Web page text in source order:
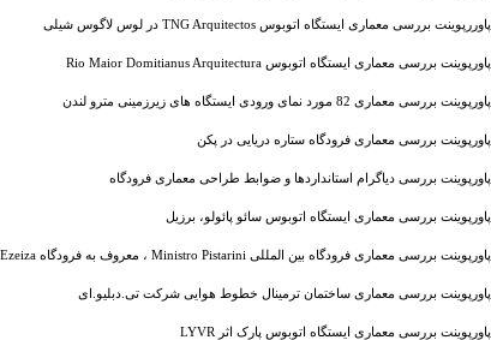
پاوررپوینت بررسی معماری ایستگاه اتوبوس TNG Arquitectos در لوس لاگوس شیلی
پاورپوینت بررسی معماری ایستگاه اتوبوس Rio Maior Domitianus Arquitectura
پاورپوینت بررسی معماری 82 مورد نمای ورودی ایستگاه های زیرزمینی مترو لندن
پاورپوینت بررسی معماری فرودگاه ستاره دریایی در پکن
پاورپوینت بررسی دیاگرام استانداردها و ضوابط طراحی معماری فرودگاه
پاورپوینت بررسی معماری ایستگاه اتوبوس سائو پائولو، برزیل
پاورپوینت بررسی معماری فرودگاه بین المللی Ministro Pistarini ، معروف به فرودگاه Ezeiza
پاورپوینت بررسی معماری ساختمان ترمینال خطوط هوایی شرکت تی.دبلیو.ای
پاورپوینت بررسی معماری ایستگاه اتوبوس پارک اثر LYVR